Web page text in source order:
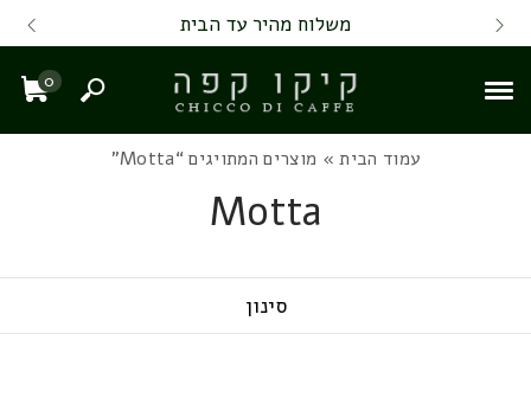
Skip to Content
Contact Us משלוח מהיר עד הבית
0
חיפוש
עמוד הבית» מוצרים המתויגים “Motta”
Motta
סינון
Back top top